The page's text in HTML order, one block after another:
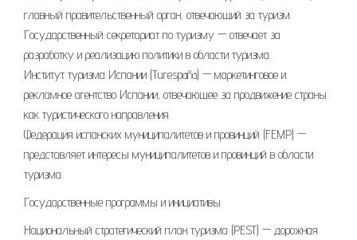
главный правительственный орган, отвечающий за туризм.
Государственный секретариат по туризму — отвечает за
разработку и реализацию политики в области туризма.
Институт туризма Испании (Turespaña) — маркетинговое и
рекламное агентство Испании, отвечающее за продвижение страны
как туристического направления.
Федерация испанских муниципалитетов и провинций (FEMP) —
представляет интересы муниципалитетов и провинций в области
туризма.
Государственные программы и инициативы
Национальный стратегический план туризма (PEST) — дорожная